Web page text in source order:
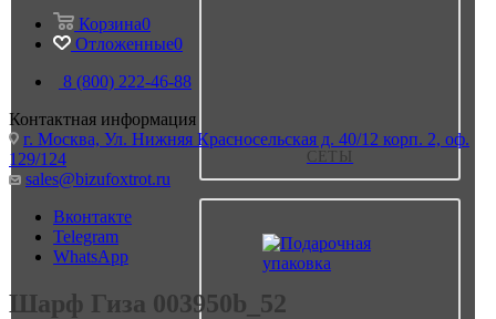
СЕТЫ
Корзина0
Отложенные0
8 (800) 222-46-88
Контактная информация
г. Москва, Ул. Нижняя Красносельская д. 40/12 корп. 2, оф.
129/124
sales@bizufoxtrot.ru
Вконтакте
Telegram
WhatsApp
Шарф Гиза 003950b_52